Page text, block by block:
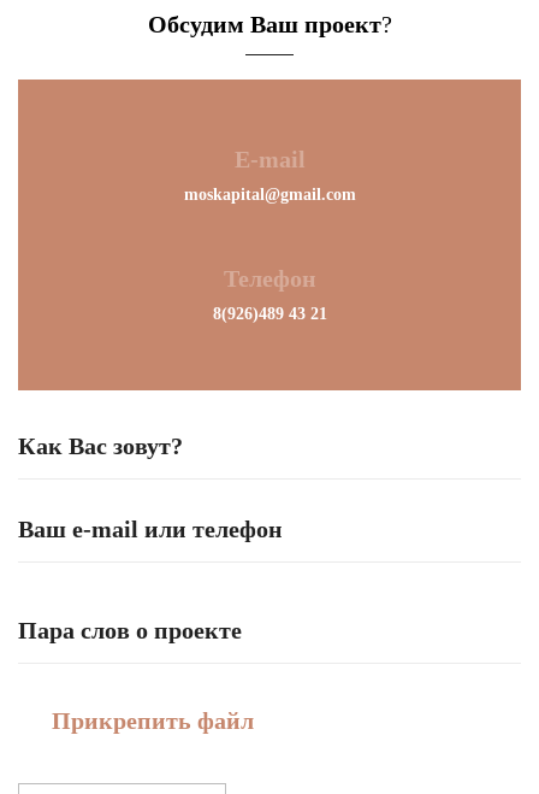
Обсудим Ваш проект?
E-mail
moskapital@gmail.com
Телефон
8(926)489 43 21
Прикрепить файл